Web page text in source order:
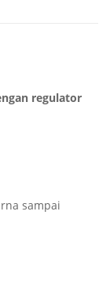
regulator
sampai